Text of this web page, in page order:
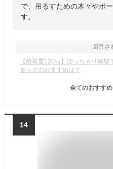
で、吊るすための木々やポ
す。
回答さ
【耐荷重120㎏】ぽっちゃり体
モックのおすすめは？
全てのおすす
14